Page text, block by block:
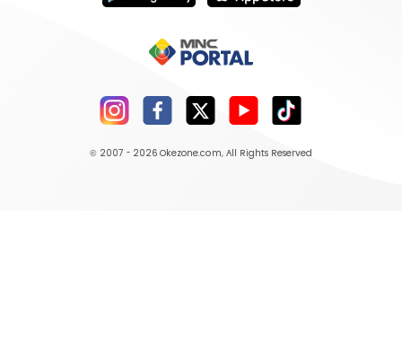
© 2007 - 2026 Okezone.com, All Rights Reserved